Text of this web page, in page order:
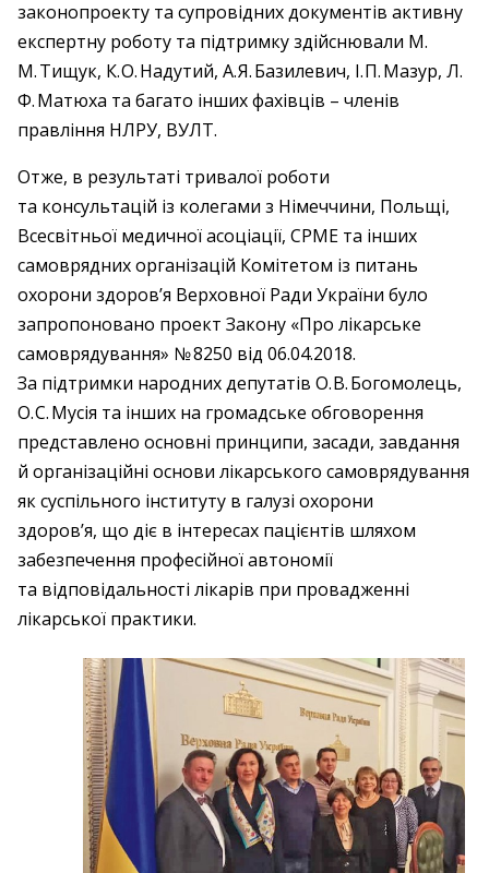
законопроекту та супровідних документів активну
експертну роботу та підтримку здійснювали М.
М. Тищук, К. О. Надутий, А. Я. Базилевич, І. П. Мазур, Л.
Ф. Матюха та багато інших фахівців – членів
правління НЛРУ, ВУЛТ.
Отже, в результаті тривалої роботи
та консультацій із колегами з Німеччини, Польщі,
Всесвітньої медичної асоціації, СРМЕ та інших
самоврядних організацій Комітетом із питань
охорони здоров’я Верховної Ради України було
запропоновано проект Закону «Про лікарське
самоврядування» № 8250 від 06.04.2018.
За підтримки народних депутатів О. В. Богомолець,
О. С. Мусія та інших на громадське обговорення
представлено основні принципи, засади, завдання
й організаційні основи лікарського самоврядування
як суспільного інституту в галузі охорони
здоров’я, що діє в інтересах пацієнтів шляхом
забезпечення професійної автономії
та відповідальності лікарів при провадженні
лікарської практики.